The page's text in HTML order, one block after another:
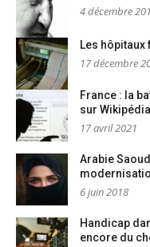
4 décembre
Les hôpitaux
17 décembre
France : la
sur Wikipédia
17 avril 2021
Arabie
6 juin 2018
Handicap
encore du